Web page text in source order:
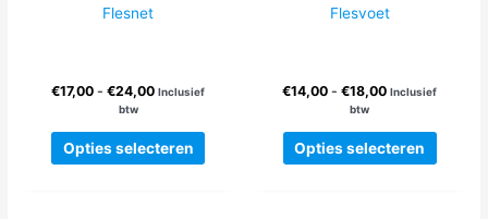
op
Flesnet
€17,00 - €24,00Prijsklasse:
€24,00
Inclusief
btw
Opties selecteren
Dit
product
Flesvoet
€14,00 - €18,00Prijsklasse:
€18,00
Inclusief
btw
Opties selecteren
Dit